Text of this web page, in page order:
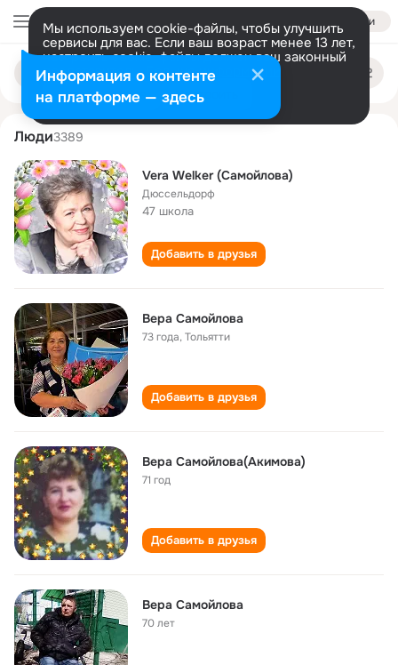
Войти
Мы используем cookie-файлы, чтобы улучшить
сервисы для вас. Если ваш возраст менее 13 лет,
настроить cookie-файлы должен ваш законный
представитель. Больше информации
Разрешить все Настроить
Поиск
людям
vera samoylova
Люди3389
Vera Welker (Самойлова)
Дюссельдорф
47 школа
Добавить в друзья
Вера Самойлова
73 года,Тольятти
Добавить в друзья
Вера Самойлова(Акимова)
71 год
Добавить в друзья
Вера Самойлова
70 лет
Информация о контенте
на платформе — здесь